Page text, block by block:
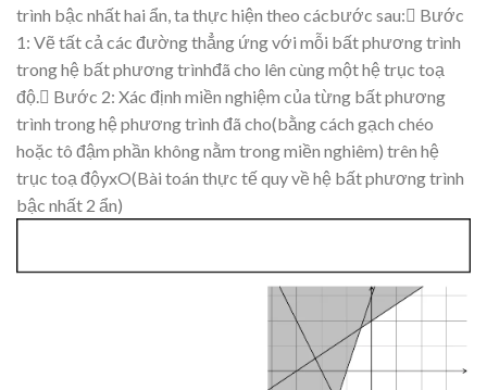
trình bậc nhấthai ẩn,ta thực hiện theo cácbước sau: Bước
1: Vẽ tất cả các đường thẳng ứng với mỗi bấtphương trình
trong hệ bất phươngtrìnhđã cho lên cùng một hệ trục toạ
độ. Bước 2: Xác định miền nghiệm của từng bấtphương
trình tronghệ phươngtrình đã cho(bằngcách gạch chéo
hoặc tô đậm phần không nằm trongmiền nghiêm) trên hệ
trục toạ độyxO(Bài toán thực tế quy về hệ bất phương trình
bậc nhất 2 ẩn)